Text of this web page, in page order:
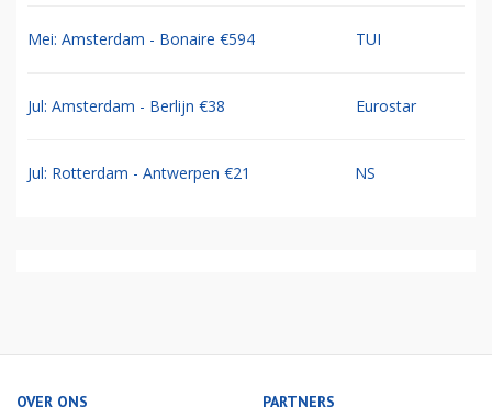
Mei: Amsterdam - Bonaire €594 TUI
Jul: Amsterdam - Berlijn €38 Eurostar
Jul: Rotterdam - Antwerpen €21 NS
OVER ONS PARTNERS